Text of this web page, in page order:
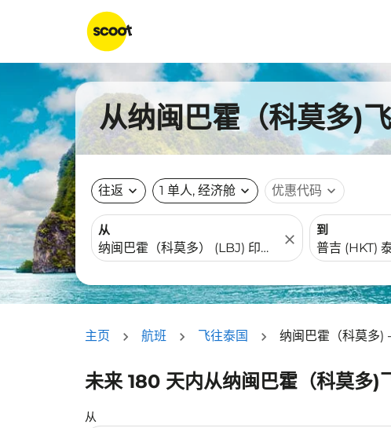
从纳闽巴霍（科莫多)
往返 expand_more 1 单人, 经济舱 expand_more 优惠代码 expand_more
从
close
到
主页 航班 飞往泰国 纳闽巴霍（科莫多)
未来 180 天内从纳闽巴霍（科莫多)
从
没有符合您的筛选条件的机票。请调整您的筛选条件。